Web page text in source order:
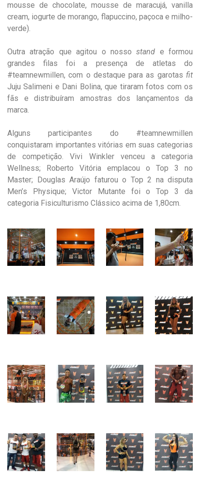
mousse de chocolate, mousse de maracujá, vanilla
cream, iogurte de morango, flapuccino, paçoca e milho-
verde).
Outra atração que agitou o nossostand e formou
grandes filas foi a presença de atletas do
#teamnewmillen, com o destaque para as garotas fit
Juju Salimeni e Dani Bolina, que tiraram fotos com os
fãs e distribuíram amostras dos lançamentos da
marca.
Alguns participantes do #teamnewmillen
conquistaram importantes vitórias em suas categorias
de competição. Vivi Winkler venceu a categoria
Wellness; Roberto Vitória emplacou o Top 3 no
Master; Douglas Araújo faturou o Top 2 na disputa
Men’s Physique; Victor Mutante foi o Top 3 da
categoria Fisiculturismo Clássico acima de 1,80cm.